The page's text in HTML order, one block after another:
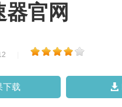
官网
下载